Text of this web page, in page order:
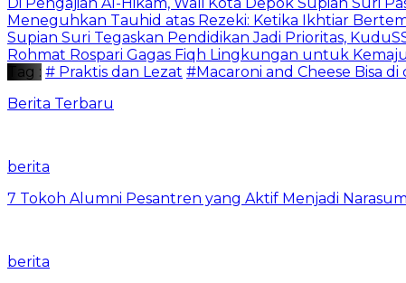
Meneguhkan Tauhid atas Rezeki: Ketika Ikhtiar
Supian Suri Tegaskan Pendidikan Jadi Prioritas,
Rohmat Rospari Gagas Fiqh Lingkungan untuk
Tag : # Praktis dan Lezat #Macaroni and Cheese Bisa di
Berita Terbaru
berita
7 Tokoh Alumni Pesantren yang Aktif Menjadi
berita